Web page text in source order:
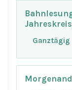
Ganztägig